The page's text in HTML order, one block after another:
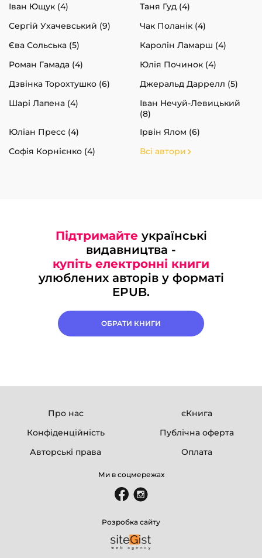
Іван Ющук (4)
Таня Гуд (4)
Сергій Ухачевський (9)
Чак Поланік (4)
Єва Сольська (5)
Каролін Ламарш (4)
Роман Гамада (4)
Юлія Починок (4)
Дзвінка Торохтушко (6)
Джеральд Даррелл (5)
Шарі Лапена (4)
Іван Нечуй-Левицький
(8)
Юліан Пресс (4)
Ірвін Ялом (6)
Софія Корнієнко (4)
Всі автори
Підтримайте українські
видавництва -
купіть електронні книги
улюблених авторів у форматі
EPUB.
ОБРАТИ КНИГИ
Про нас
єКнига
Конфіденційність
Публічна оферта
Авторські права
Оплата
Ми в соцмережах
Розробка сайту